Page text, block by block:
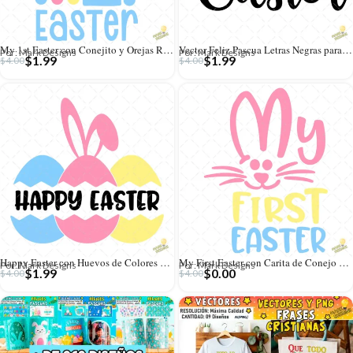
My 1st Easter con Conejito y Orejas Rosas – Diseño Vectorial y PNG 4K
Por: Mark Designs
$4.00$1.99
Vector Feliz Pascua Letras Negras para Corte – Ilustración 4K para Vinilo
Por: Mark Designs
$4.00$1.99
Happy Easter con Huevos de Colores y Orejas de Conejo – Vector y PNG 4K
Por: Mark Designs
$4.00$1.99
My First Easter con Carita de Conejo Rosa – Diseño Vectorial Gratis y PNG 4K
Por: Mark Designs
$4.00$0.00